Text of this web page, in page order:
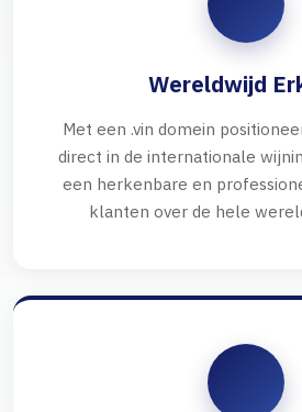
Wereldwijd
Met een .vin domein
direct in de internationale
een herkenbare en
klanten over de hele